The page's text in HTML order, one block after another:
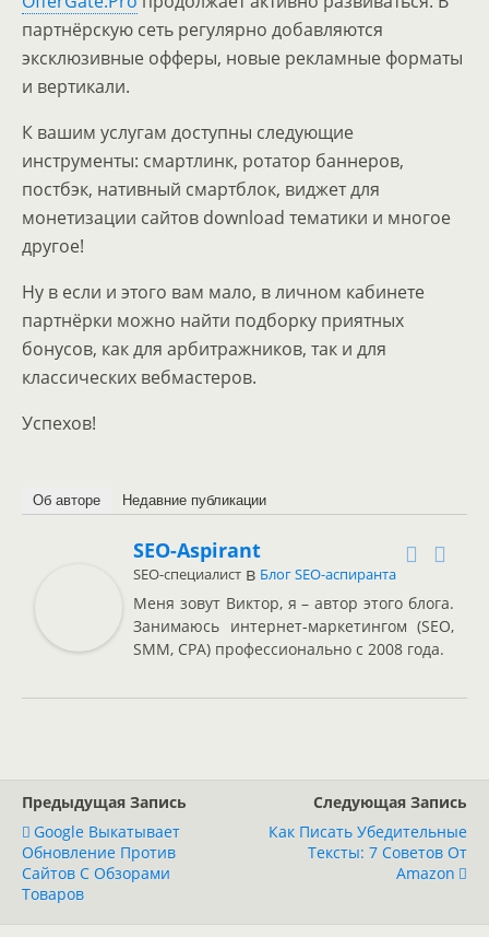
партнёрскую сеть регулярно добавляются
эксклюзивные офферы, новые рекламные форматы
и вертикали.
К вашим услугам доступны следующие
инструменты: смартлинк, ротатор баннеров,
постбэк, нативный смартблок, виджет для
монетизации сайтов download тематики и многое
другое!
Ну в если и этого вам мало, в личном кабинете
партнёрки можно найти подборку приятных
бонусов, как для арбитражников, так и для
классических вебмастеров.
Успехов!
Об авторе Недавние публикации
SEO-Aspirant
SEO-специалист в Блог SEO-аспиранта
Меня зовут Виктор, я – автор этого блога.
Занимаюсь интернет-маркетингом (SEO,
SMM, CPA) профессионально с 2008 года.
Предыдущая Запись
Google Выкатывает
Обновление Против
Сайтов С Обзорами
Товаров
Следующая Запись
Как Писать Убедительные
Тексты: 7 Советов От
Amazon